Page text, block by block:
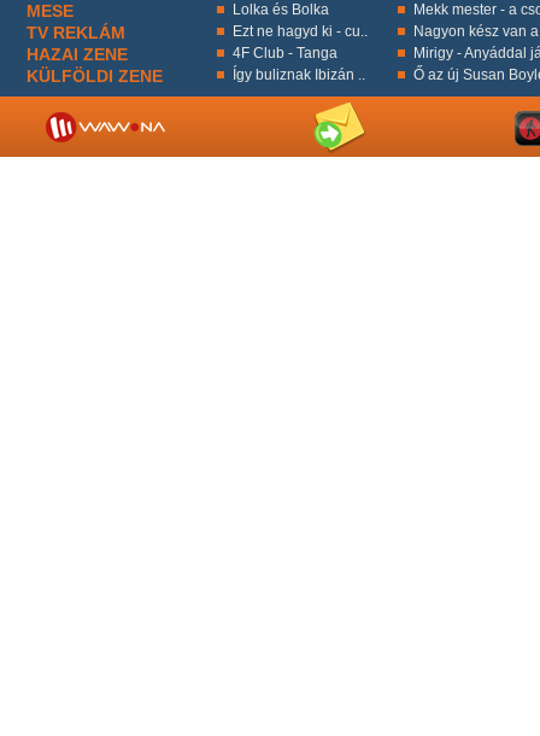
MESE Lolka és Bolka Mekk mester - a
TV REKLÁM Ezt ne hagyd ki - cu.. Nagyon kész van
HAZAI ZENE 4F Club - Tanga Mirigy - Anyáddal
KÜLFÖLDI ZENE Így buliznak Ibizán .. Ő az új Susan